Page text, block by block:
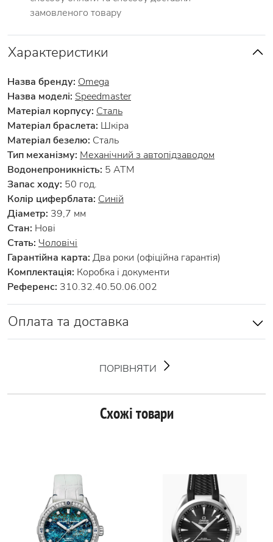
замовленого товару
Характеристики
Назва бренду: Omega
Назва моделі: Speedmaster
Матеріал корпусу: Сталь
Матеріал браслета: Шкіра
Матеріал безелю: Сталь
Тип механізму: Механічний з автопідзаводом
Водонепроникність: 5 АТМ
Запас ходу: 50 год.
Колір циферблата: Синій
Діаметр: 39,7 мм
Стан: Нові
Стать: Чоловічі
Гарантійна карта: Два роки (офіційна гарантія)
Комплектація: Коробка і документи
Референс: 310.32.40.50.06.002
Оплата та доставка
ПОРІВНЯТИ
Схожі товари